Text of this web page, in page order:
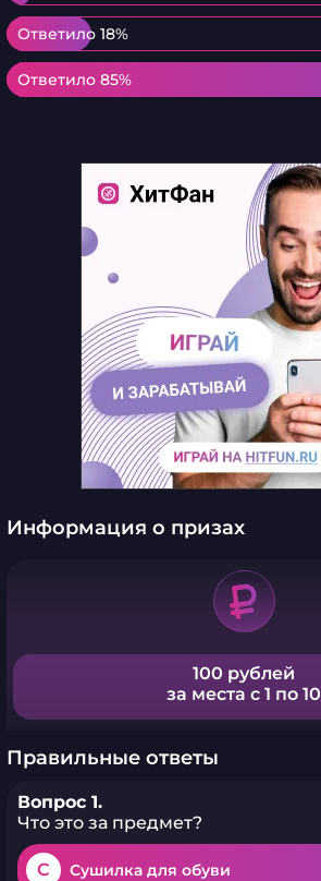
Ответило 18%
Ответило 18%
Ответило 85%
Ответило 85%
Информация о призах
100 рублей
за места с 1 по 10
Правильные ответы
Вопрос 1.
Что это за предмет?
C Сушилка для обуви